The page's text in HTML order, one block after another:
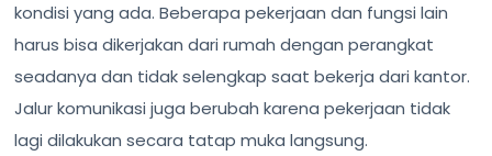
kondisi yang ada. Beberapa pekerjaan dan fungsi lain
harus bisa dikerjakan dari rumah dengan perangkat
seadanya dan tidak selengkap saat bekerja dari kantor.
Jalur komunikasi juga berubah karena pekerjaan tidak
lagi dilakukan secara tatap muka langsung.